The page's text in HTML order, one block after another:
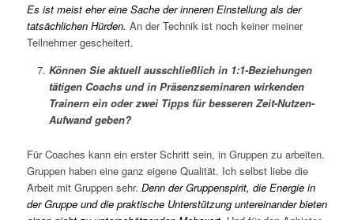
Es ist meist eher eine Sache der inneren Einstellung als der
tatsächlichen Hürden. An der Technik ist noch keiner meiner
Teilnehmer gescheitert.
Können Sie aktuell ausschließlich in 1:1-Beziehungen
tätigen Coachs und in Präsenzseminaren wirkenden
Trainern ein oder zwei Tipps für besseren Zeit-Nutzen-
Aufwand geben?
Für Coaches kann ein erster Schritt sein, in Gruppen zu arbeiten.
Gruppen haben eine ganz eigene Qualität. Ich selbst liebe die
Arbeit mit Gruppen sehr. Denn der Gruppenspirit, die Energie in
der Gruppe und die praktische Unterstützung untereinander bieten